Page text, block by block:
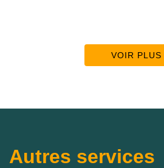
VOIR PLUS
Autres services